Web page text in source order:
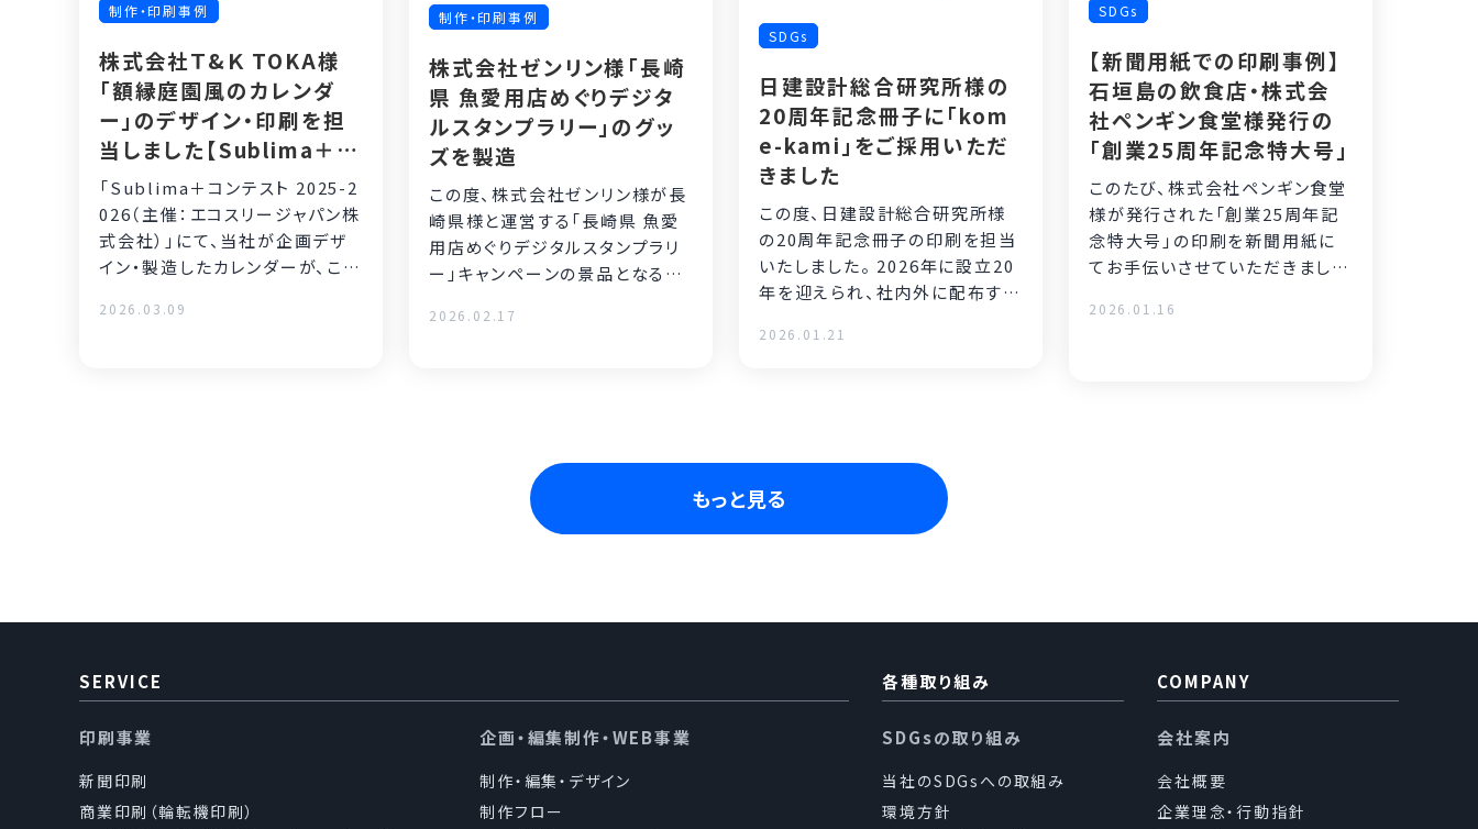
制作・印刷事例
株式会社Ｔ&Ｋ TOKA様
「額縁庭園風のカレンダ
ー」のデザイン・印刷を担
当しました【Sublima＋コ
ンテスト2025-2026 銀賞
受賞】
「Sublima＋コンテスト 2025-2
026（主催：エコスリージャパン株
式会社）」にて、当社が企画デザ
イン・製造したカレンダーが、この
2026.03.09
制作・印刷事例
株式会社ゼンリン様「長崎
県 魚愛用店めぐりデジタ
ルスタンプラリー」のグッ
ズを製造
この度、株式会社ゼンリン様が長
崎県様と運営する「長崎県 魚愛
用店めぐりデジタルスタンプラリ
ー」キャンペーンの景品となる、
セ
2026.02.17
SDGs
日建設計総合研究所様の
20周年記念冊子に「kom
e-kami」をご採用いただ
きました
この度、日建設計総合研究所様
の20周年記念冊子の印刷を担当
いたしました。 2026年に設立20
年を迎えられ、社内外に配布する
2026.01.21
SDGs
【新聞用紙での印刷事例】
石垣島の飲食店・株式会
社ペンギン食堂様発行の
「創業25周年記念特大号」
このたび、株式会社ペンギン食堂
様が発行された「創業25周年記
念特大号」の印刷を新聞用紙に
てお手伝いさせていただきまし
沖
2026.01.16
もっと見る
SERVICE
印刷事業
新聞印刷
商業印刷（輪転機印刷）
企画・編集制作・WEB事業
制作・編集・デザイン
制作フロー
各種取り組み
SDGsの取り組み
当社のSDGsへの取組み
環境方針
COMPANY
会社案内
会社概要
企業理念・行動指針